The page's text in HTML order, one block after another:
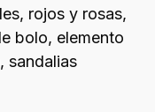
rojos y rosas,
bolo, elemento
, sandalias